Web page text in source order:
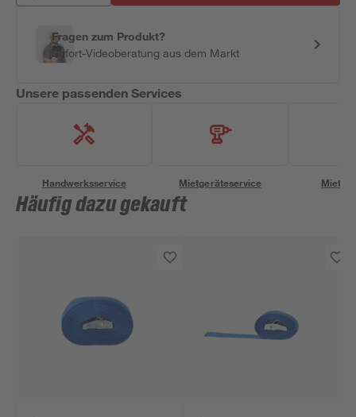
Fragen zum Produkt?
Sofort-Videoberatung aus dem Markt
Unsere passenden Services
Handwerksservice Mietgeräteservice
Häufig dazu gekauft